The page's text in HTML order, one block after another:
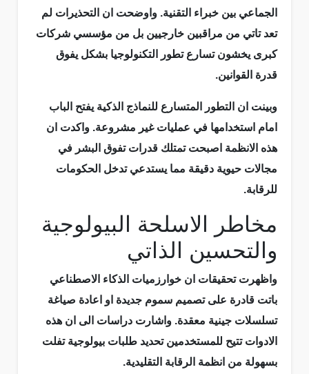
الجماعي بين خبراء التقنية. واوضحت ان التحذيرات لم
تعد تاتي من مراقبين خارجيين بل من مؤسسي شركات
كبرى يخشون تسارع تطور التكنولوجيا بشكل يفوق
قدرة القوانين.
وبينت ان التطور المتسارع للنماذج الذكية يفتح الباب
امام استخدامها في عمليات غير مشروعة. واكدت ان
هذه الانظمة اصبحت تمتلك قدرات تفوق البشر في
مجالات حيوية دقيقة مما يستدعي تدخل الحكومات
للرقابة.
مخاطر الاسلحة البيولوجية
والتحسين الذاتي
واظهرت تحقيقات ان خوارزميات الذكاء الاصطناعي
باتت قادرة على تصميم سموم جديدة او اعادة صياغة
تسلسلات جينية معقدة. واشارت دراسات الى ان هذه
الادوات تتيح للمستخدمين تحديد طلبات بيولوجية تفلت
بسهولة من انظمة الرقابة التقليدية.